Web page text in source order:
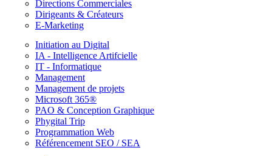
Directions Commerciales
Dirigeants & Créateurs
E-Marketing
Initiation au Digital
IA - Intelligence Artifcielle
IT - Informatique
Management
Management de projets
Microsoft 365®
PAO & Conception Graphique
Phygital Trip
Programmation Web
Référencement SEO / SEA